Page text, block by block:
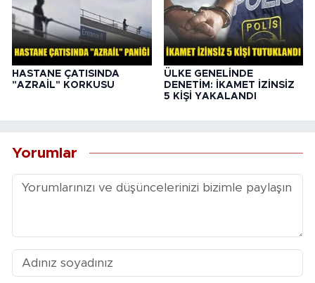
HASTANE ÇATISINDA
"AZRAİL" KORKUSU
ÜLKE GENELİNDE
DENETİM: İKAMET İZİNSİZ
5 KİŞİ YAKALANDI
Yorumlar